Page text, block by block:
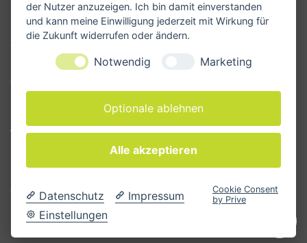
KONTAKT
Yogamanufaktur - Andreas Kunze
Erbsengäßchen 4
91541 Rothenburg ob der Tauber
Tel. +49 171 33 28 962
Cookie-Einstellungen ändern
der Nutzer anzuzeigen. Ich bin damit einverstanden
und kann meine Einwilligung jederzeit mit Wirkung für
die Zukunft widerrufen oder ändern.
Notwendig Marketing
Optionale ablehnen
Alle akzeptieren
Datenschutz
Impressum
Einstellungen
Cookie Consent
by Prive